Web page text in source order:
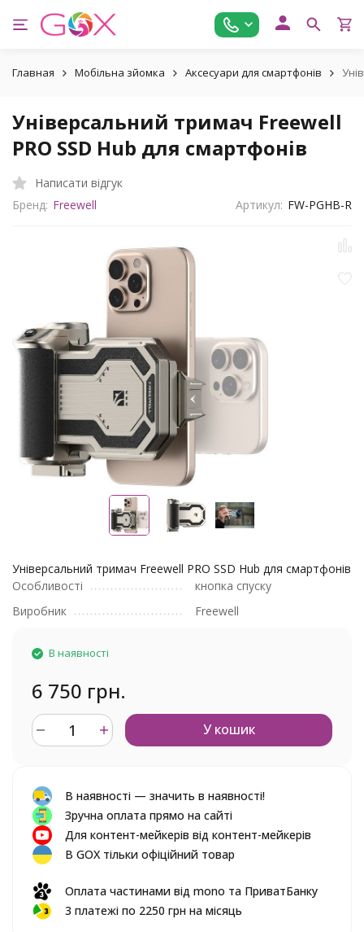
Главная Мобільна зйомка Аксесуари для смартфонів
Універсальний тримач Freewell
PRO SSD Hub для смартфонів
Написати відгук
Бренд: Freewell Артикул: FW-PGHB-R
Універсальний тримач Freewell PRO SSD Hub для смартфонів
Особливості
кнопка спуску
Виробник
Freewell
В наявності
6 750 грн.
У кошик
В наявності — значить в наявності!
Зручна оплата прямо на сайті
Для контент-мейкерів від контент-мейкерів
В GOX тільки офіційний товар
Оплата частинами від mono та ПриватБанку
3 платежі по 2250 грн на місяць